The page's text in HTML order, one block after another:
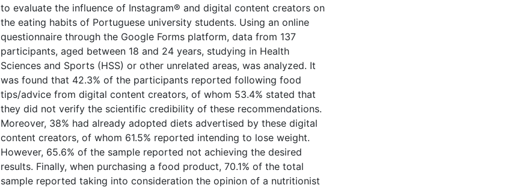
to evaluate the influence of Instagram® and digital content creators on
the eating habits of Portuguese university students. Using an online
questionnaire through the Google Forms platform, data from 137
participants, aged between 18 and 24 years, studying in Health
Sciences and Sports (HSS) or other unrelated areas, was analyzed. It
was found that 42.3% of the participants reported following food
tips/advice from digital content creators, of whom 53.4% stated that
they did not verify the scientific credibility of these recommendations.
Moreover, 38% had already adopted diets advertised by these digital
content creators, of whom 61.5% reported intending to lose weight.
However, 65.6% of the sample reported not achieving the desired
results. Finally, when purchasing a food product, 70.1% of the total
sample reported taking into consideration the opinion of a nutritionist